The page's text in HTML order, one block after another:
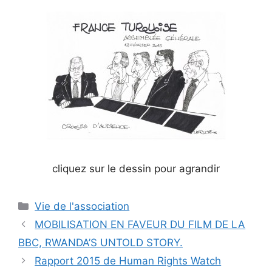
cliquez sur le dessin pour agrandir
Catégories
Vie de l'association
MOBILISATION EN FAVEUR DU FILM DE LA
BBC, RWANDA’S UNTOLD STORY.
Rapport 2015 de Human Rights Watch